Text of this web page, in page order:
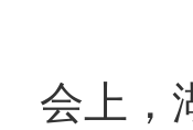
会上，